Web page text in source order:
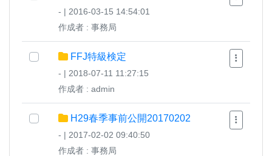
- | 2016-03-15 14:54:01
作成者 : 事務局
FFJ特級検定
- | 2018-07-11 11:27:15
作成者 : admin
H29春季事前公開20170202
- | 2017-02-02 09:40:50
作成者 : 事務局